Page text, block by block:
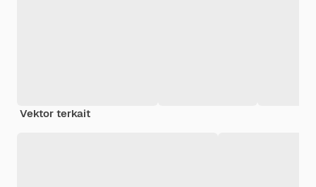
Vektor terkait